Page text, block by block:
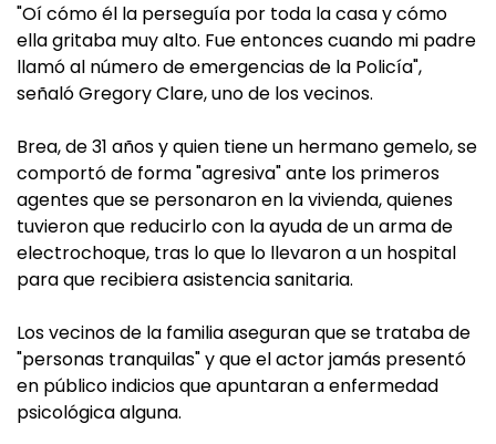
"Oí cómo él la perseguía por toda la casa y cómo
ella gritaba muy alto. Fue entonces cuando mi padre
llamó al número de emergencias de la Policía",
señaló Gregory Clare, uno de los vecinos.
Brea, de 31 años y quien tiene un hermano gemelo, se
comportó de forma "agresiva" ante los primeros
agentes que se personaron en la vivienda, quienes
tuvieron que reducirlo con la ayuda de un arma de
electrochoque, tras lo que lo llevaron a un hospital
para que recibiera asistencia sanitaria.
Los vecinos de la familia aseguran que se trataba de
"personas tranquilas" y que el actor jamás presentó
en público indicios que apuntaran a enfermedad
psicológica alguna.